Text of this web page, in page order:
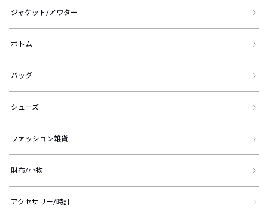
ジャケット/アウター
ボトム
バッグ
シューズ
ファッション雑貨
財布/小物
アクセサリー/時計